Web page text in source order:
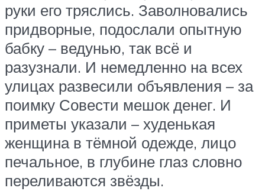
руки его тряслись. Заволновались
придворные, подослали опытную
бабку – ведунью, так всё и
разузнали. И немедленно на всех
улицах развесили объявления – за
поимку Совести мешок денег. И
приметы указали – худенькая
женщина в тёмной одежде, лицо
печальное, в глубине глаз словно
переливаются звёзды.